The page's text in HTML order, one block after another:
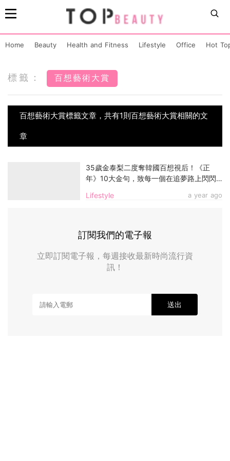
Home Beauty Health and Fitness Lifestyle Office Hot
標籤： 百想藝術大賞
百想藝術大賞標籤文章，共有1則百想藝術大賞相關的文
章
Lifestyle a year ago
35歲金泰梨二度奪韓國百想視后！《正
年》10大金句，致每一個在追夢路上閃閃
訂閱我們的電子報
立即訂閱電子報，每週接收最新時尚流行資
訊！
送出